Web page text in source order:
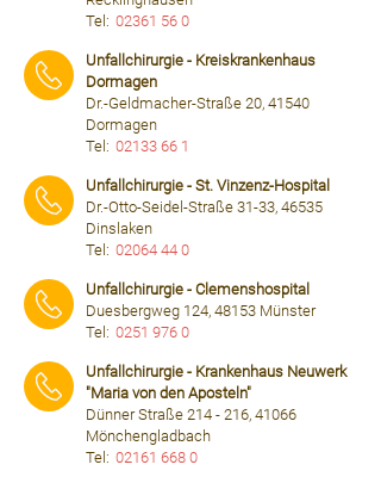
Tel: 02361 56 0
Unfallchirurgie - Kreiskrankenhaus
Dormagen
Dr.-Geldmacher-Straße 20, 41540
Dormagen
Tel: 02133 66 1
Unfallchirurgie - St. Vinzenz-Hospital
Dr.-Otto-Seidel-Straße 31-33, 46535
Dinslaken
Tel: 02064 44 0
Unfallchirurgie - Clemenshospital
Duesbergweg 124, 48153 Münster
Tel: 0251 976 0
Unfallchirurgie - Krankenhaus Neuwerk
"Maria von den Aposteln"
Dünner Straße 214 - 216, 41066
Mönchengladbach
Tel: 02161 668 0